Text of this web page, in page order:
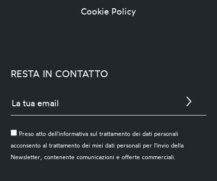
Cookie Policy
RESTA IN CONTATTO
Preso atto dell'informativa sul trattamento dei dati personali
acconsento al trattamento dei miei dati personali per l'invio della
Newsletter, contenente comunicazioni e offerte commerciali.